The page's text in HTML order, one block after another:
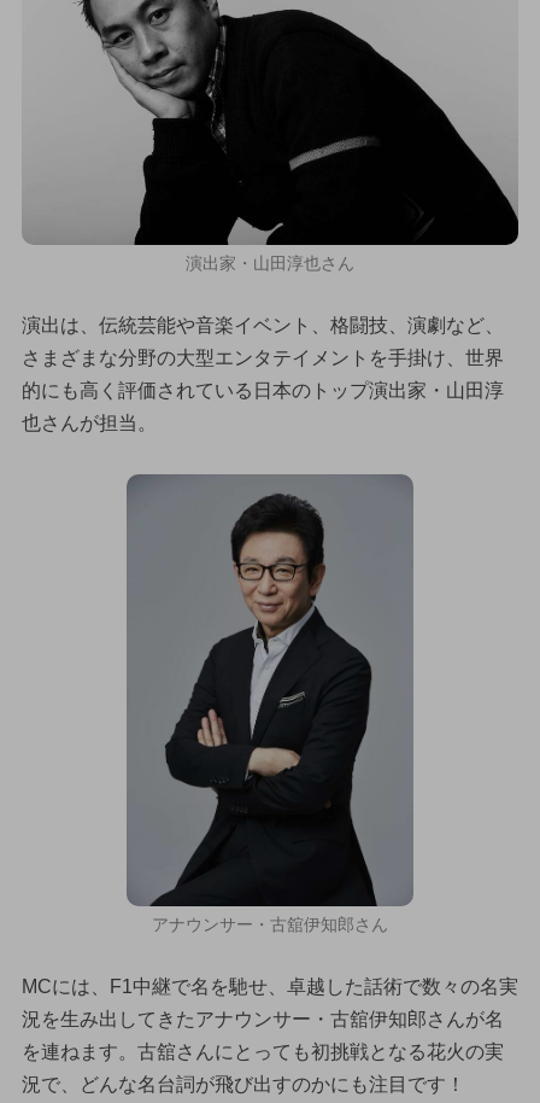
演出家・山田淳也さん
演出は、伝統芸能や音楽イベント、格闘技、演劇など、
さまざまな分野の大型エンタテイメントを手掛け、世界
的にも高く評価されている日本のトップ演出家・山田淳
也さんが担当。
アナウンサー・古舘伊知郎さん
MCには、F1中継で名を馳せ、卓越した話術で数々の名実
況を生み出してきたアナウンサー・古舘伊知郎さんが名
を連ねます。古舘さんにとっても初挑戦となる花火の実
況で、どんな名台詞が飛び出すのかにも注目です！